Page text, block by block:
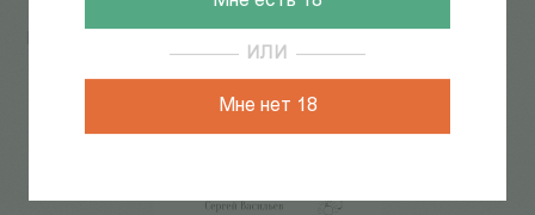
ИЛИ
Мне нет 18
/ электронные книги
PDF 49 (роман воспитания)
1